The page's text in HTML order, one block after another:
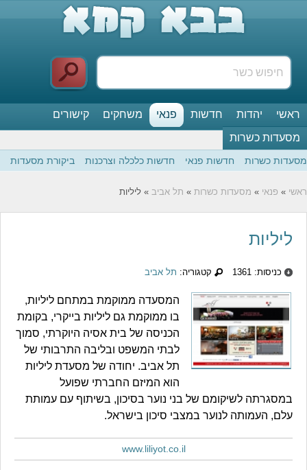
ראשי יהדות חדשות פנאי משחקים
קישורים
מסעדות כשרות
מסעדות כשרות חדשות פנאי חדשות כלכלה וצרכנות ביקורת מסעדות
ראשי » פנאי » מסעדות כשרות » תל אביב » ליליות
ליליות
כניסות: 1361 קטגוריה: תל אביב
המסעדה ממוקמת במתחם ליליות,
בו ממוקמת גם ליליות בייקרי, בקומת
הכניסה של בית אסיה היוקרתי, סמוך
לבתי המשפט ובליבה התרבותי של
תל אביב. יחודה של מסעדת ליליות
הוא המיזם החברתי שפועל
במסגרתה לשיקומם של בני נוער בסיכון, בשיתוף עם עמותת
עלם, העמותה לנוער במצבי סיכון בישראל.
www.liliyot.co.il